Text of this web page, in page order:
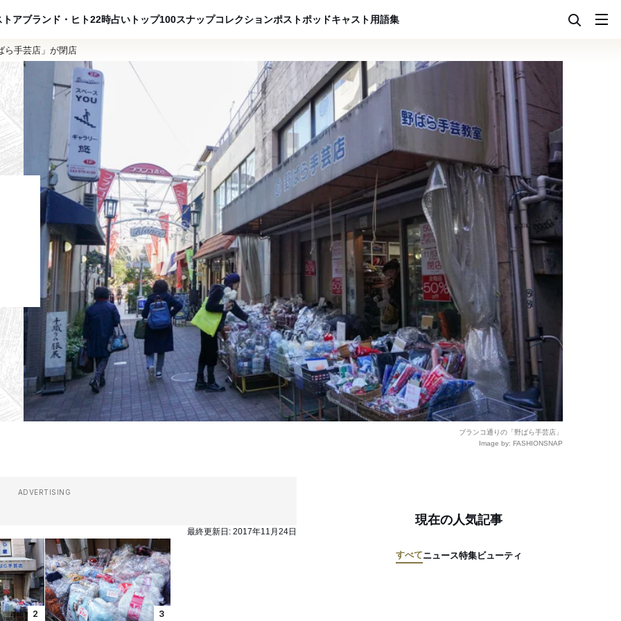
トアブランド・ヒト22時占い トップ100スナップコレクションポストポッドキャスト用語集
ら手芸店」が閉店
ブランコ通りの「野ばら手芸店」
Image by: FASHIONSNAP
ADVERTISING
最終更新日: 2017年11月24日
2 3
現在の人気記事
すべてニュース特集ビューティ